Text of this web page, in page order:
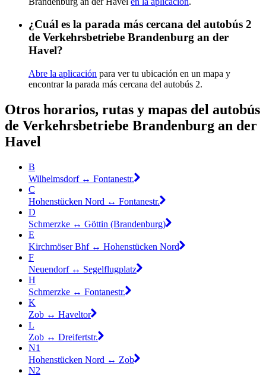
¿Cuál es la parada más cercana del autobús 2
de Verkehrsbetriebe Brandenburg an der
Havel?
Abre la aplicación para ver tu ubicación en un mapa y
encontrar la parada más cercana del autobús 2.
Otros horarios, rutas y mapas del autobús
de Verkehrsbetriebe Brandenburg an der
Havel
B
Wilhelmsdorf ↔︎ Fontanestr.
C
Hohenstücken Nord ↔︎ Fontanestr.
D
Schmerzke ↔︎ Göttin (Brandenburg)
E
Kirchmöser Bhf ↔︎ Hohenstücken Nord
F
Neuendorf ↔︎ Segelflugplatz
H
Schmerzke ↔︎ Fontanestr.
K
Zob ↔︎ Haveltor
L
Zob ↔︎ Dreifertstr.
N1
Hohenstücken Nord ↔︎ Zob
N2